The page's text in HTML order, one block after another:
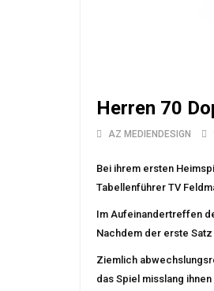
Herren 70
AZ MEDIENDESIGN
Bei ihrem ersten
Tabellenführer TV
Im Aufeinandertreffen
Nachdem der erste
Ziemlich
das Spiel misslang